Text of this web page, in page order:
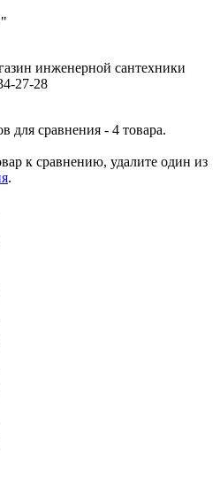
инженерной сантехники
27-28
для сравнения - 4 товара.
к сравнению, удалите один из
.